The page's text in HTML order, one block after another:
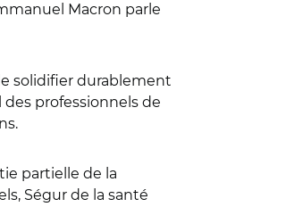
Macron parle
solidifier durablement
professionnels de
partielle de la
Ségur de la santé